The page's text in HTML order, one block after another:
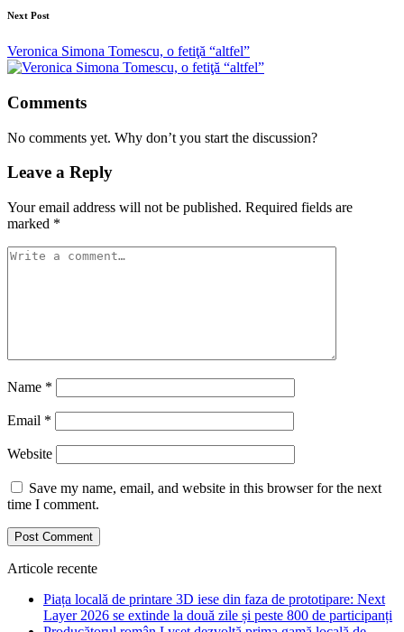
Next Post
Veronica Simona Tomescu, o fetiţă “altfel”
Comments
No comments yet. Why don’t you start the discussion?
Leave a Reply
Your email address will not be published. Required fields are
marked *
Name *
Email *
Website
Save my name, email, and website in this browser for the next
time I comment.
Articole recente
Piața locală de printare 3D iese din faza de prototipare: Next
Layer 2026 se extinde la două zile și peste 800 de participanți